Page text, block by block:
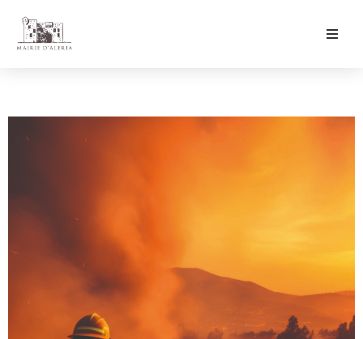
Culture & Loisirs